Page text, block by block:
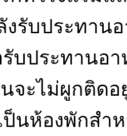
งรับประทาน
รับประทานอ
จะไม่ผูกติด
ป็นห้องพักสำ